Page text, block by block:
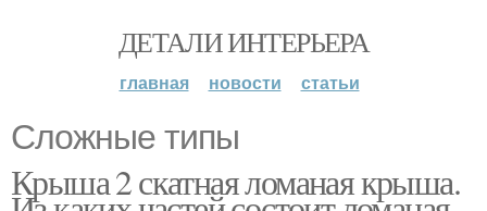
ДЕТАЛИ ИНТЕРЬЕРА
главная новости статьи
Сложные типы
Крыша 2 скатная ломаная крыша.